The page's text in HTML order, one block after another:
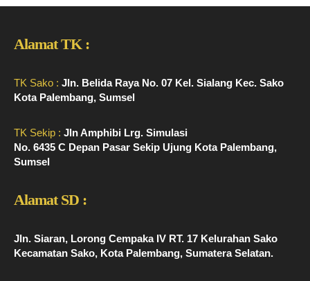
Alamat TK :
TK Sako : Jln. Belida Raya No. 07 Kel. Sialang Kec. Sako
Kota Palembang, Sumsel
TK Sekip : Jln Amphibi Lrg. Simulasi
No. 6435 C Depan Pasar Sekip Ujung Kota Palembang,
Sumsel
Alamat SD :
Jln. Siaran, Lorong Cempaka IV RT. 17 Kelurahan Sako
Kecamatan Sako, Kota Palembang, Sumatera Selatan.